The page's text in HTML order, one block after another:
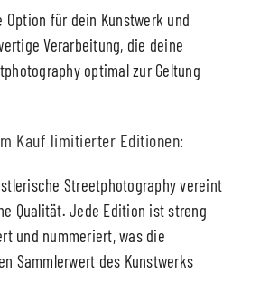
Option für dein Kunstwerk und
Verarbeitung, die deine
optimal zur Geltung
Kauf limitierter Editionen:
Streetphotography vereint
Qualität. Jede Edition ist streng
und nummeriert, was die
Sammlerwert des Kunstwerks